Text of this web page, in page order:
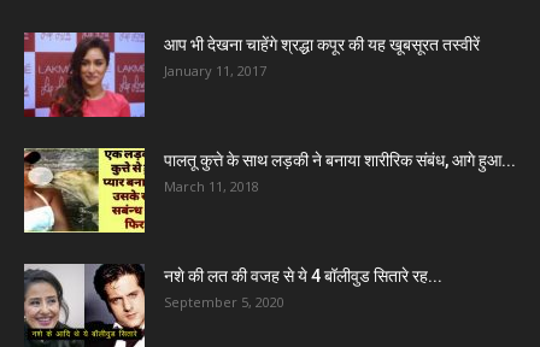
आप भी देखना चाहेंगे श्रद्धा कपूर की यह खूबसूरत तस्वीरें
January 11, 2017
पालतू कुत्ते के साथ लड़की ने बनाया शारीरिक संबंध, आगे हुआ...
March 11, 2018
नशे की लत की वजह से ये 4 बॉलीवुड सितारे रह...
September 5, 2020